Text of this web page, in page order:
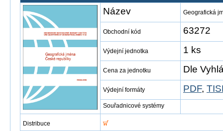
Název Geografická
Obchodní kód 63272
Výdejní jednotka 1 ks
Cena za jednotku Dle
Výdejní formáty PDF,
Souřadnicové systémy
Distribuce